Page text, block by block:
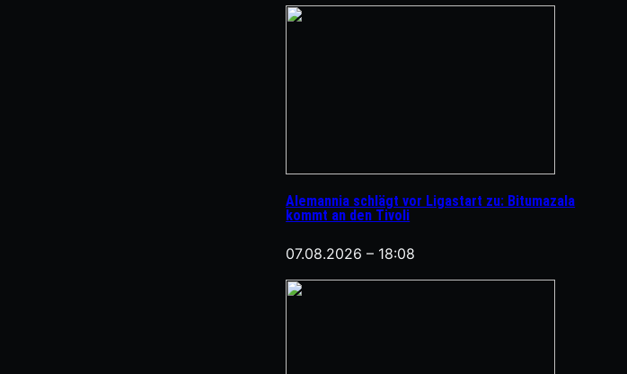
Alemannia schlägt vor Ligastart zu: Bitumazala
kommt an den Tivoli
07.08.2026 – 18:08